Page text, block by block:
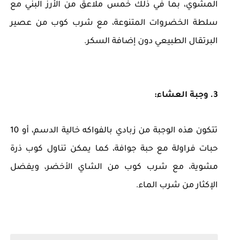
المشوي، بما في ذلك خمس ملاعق من الأرز البني مع
سلطة الخضروات المتنوعة، مع شرب كوب من عصير
البرتقال الطبيعي دون إضافة السكر.
3. وجبة العشاء:
تتكون هذه الوجبة من زبادي بالفواكه خالية الدسم، أو 10
حبات فراولة مع حبة جوافة، كما يمكن تناول كوب ذرة
مشوية، مع شرب كوب من الشاي الأخضر، ويفضل
الإكثار من شرب الماء.